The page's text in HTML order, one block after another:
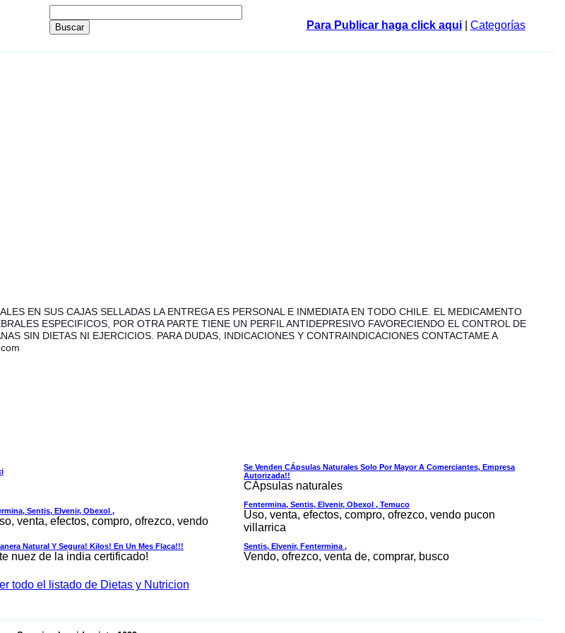
Para Publicar haga click aqui| Categorías
EN SUS CAJAS SELLADAS LA ENTREGA ES PERSONAL E INMEDIATA EN TODO CHILE. EL MEDICAMENTO
ESPECIFICOS, POR OTRA PARTE TIENE UN PERFIL ANTIDEPRESIVO FAVORECIENDO EL CONTROL DE
SIN DIETAS NI EJERCICIOS. PARA DUDAS, INDICACIONES Y CONTRAINDICACIONES CONTACTAME A
Se Venden CÁpsulas Naturales Solo Por Mayor A Comerciantes, Empresa
Autorizada!!
CÁpsulas naturales
Sentis, Elvenir, Obexol ,
venta, efectos, compro, ofrezco, vendo
Fentermina, Sentis, Elvenir, Obexol , Temuco
Uso, venta, efectos, compro, ofrezco, vendo pucon
villarrica
Natural Y Segura! Kilos! En Un Mes Flaca!!!
nuez de la india certificado!
Sentis, Elvenir, Fentermina ,
Vendo, ofrezco, venta de, comprar, busco
todo el listado de Dietas y Nutricion